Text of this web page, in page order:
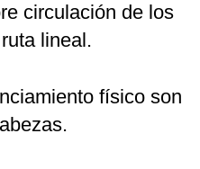
circulación de los
lineal.
físico son